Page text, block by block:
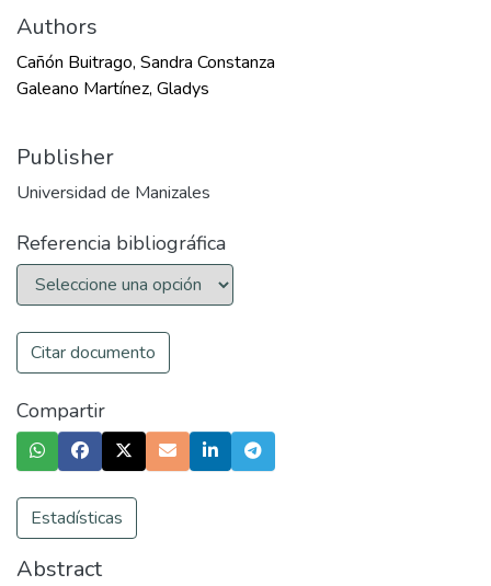
Authors
Cañón Buitrago, Sandra Constanza
Galeano Martínez, Gladys
Publisher
Universidad de Manizales
Referencia bibliográfica
Citar documento
Compartir
Estadísticas
Abstract